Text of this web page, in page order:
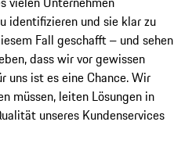
identifizieren und sie klar zu
Fall geschafft – und sehen
dass wir vor gewissen
uns ist es eine Chance. Wir
müssen, leiten Lösungen in
unseres Kundenservices